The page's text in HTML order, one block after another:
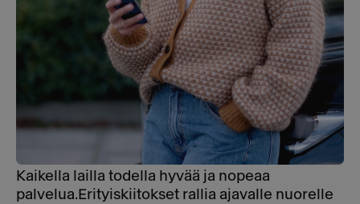
Kaikella lailla todella hyvää ja nopeaa
palvelua.Erityiskiitokset rallia ajavalle nuorelle